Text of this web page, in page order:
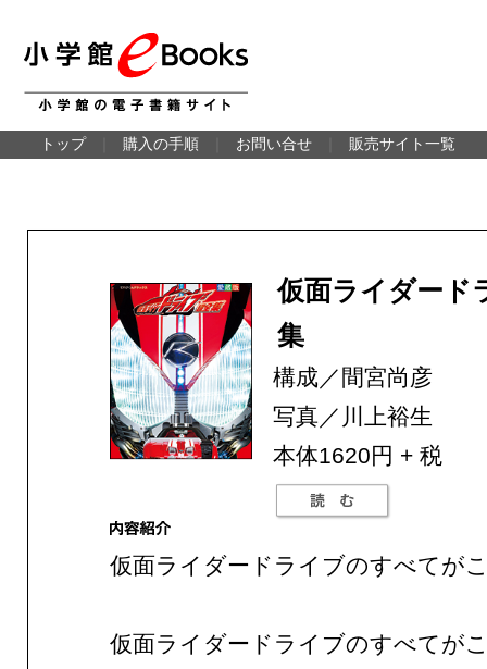
トップ 購入の手順 お問い合せ 販売サイト一覧
仮面ライダード
集
構成／間宮尚彦
写真／川上裕生
本体1620円 + 税
仮面ライダードライブのすべてが
仮面ライダードライブのすべてが